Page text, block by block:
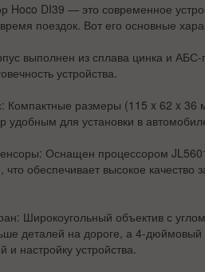
Hoco DI39 — это современное
поездок. Вот его основные
выполнен из сплава цинка и АБС-
устройства.
: Компактные размеры (115 x 62 x 36
удобным для установки в
: Оснащен процессором
обеспечивает высокое качество
: Широкоугольный объектив с
деталей на дороге, а 4-
и настройку устройства.